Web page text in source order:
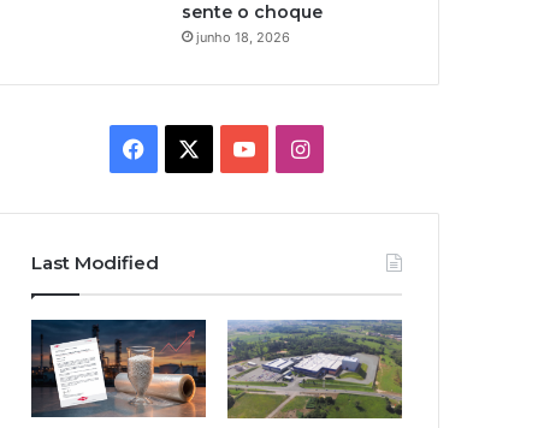
sente o choque
junho 18, 2026
Facebook YouTubeInstagram
Last Modified